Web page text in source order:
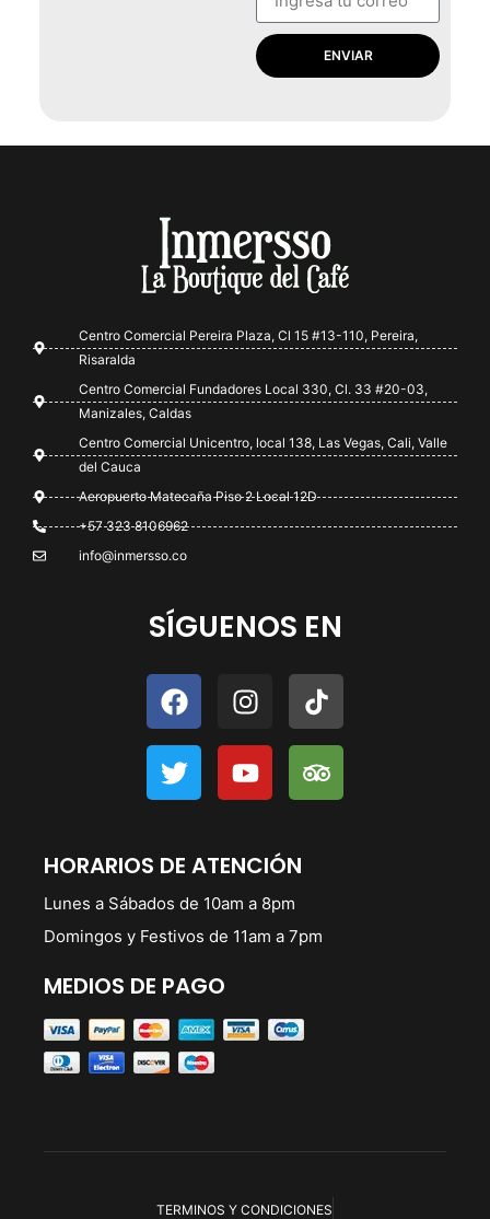
ENVIAR
Centro Comercial Pereira Plaza, Cl 15 #13-110, Pereira,
Risaralda
Centro Comercial Fundadores Local 330, Cl. 33 #20-03,
Manizales, Caldas
Centro Comercial Unicentro, local 138, Las Vegas, Cali, Valle
del Cauca
Aeropuerto Matecaña Piso 2 Local 12D
+57 323 8106962
info@inmersso.co
SÍGUENOS EN
HORARIOS DE ATENCIÓN
Lunes a Sábados de 10am a 8pm
Domingos y Festivos de 11am a 7pm
MEDIOS DE PAGO
TERMINOS Y CONDICIONES